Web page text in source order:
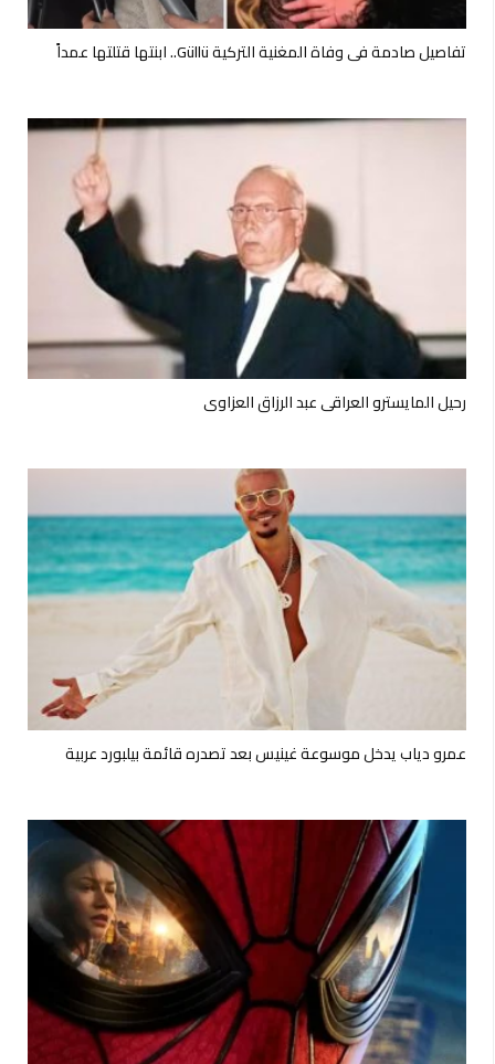
تفاصيل صادمة في وفاة المغنية التركية Güllü.. ابنتها قتلتها عمداً
رحيل المايسترو العراقي عبد الرزاق العزاوي
عمرو دياب يدخل موسوعة غينيس بعد تصدره قائمة بيلبورد عربية